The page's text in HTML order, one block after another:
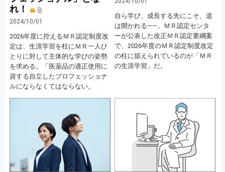
れ！
2024/10/01
2026年度に控えるＭＲ認定制度改
定は、生涯学習を柱にＭＲ一人ひ
とりに対して主体的な学びの姿勢
を求める。「医薬品の適正使用に
資する自立したプロフェッショナ
ルにならなくてはならない。
自ら学び、成長する先にこそ、道
は開かれる――。ＭＲ認定センタ
ーが公表した改正ＭＲ認定要綱案
で、2026年度のＭＲ認定制度改定
の柱に据えられているのが「ＭＲ
の生涯学習」だ。